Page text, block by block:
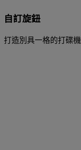
自訂旋鈕
打造別具一格的打碟機